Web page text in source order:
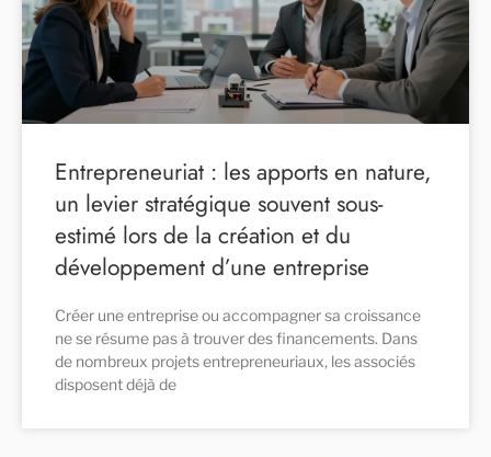
Entrepreneuriat : les apports en nature,
un levier stratégique souvent sous-
estimé lors de la création et du
développement d’une entreprise
Créer une entreprise ou accompagner sa croissance
ne se résume pas à trouver des financements. Dans
de nombreux projets entrepreneuriaux, les associés
disposent déjà de